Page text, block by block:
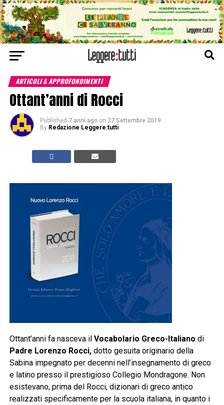
ARTICOLI & APPROFONDIMENTI
Ottant’anni di Rocci
Published 7 anni ago on 27 Settembre 2019
By Redazione Leggere:tutti
Ottant’anni fa nasceva il Vocabolario Greco-Italiano di
Padre Lorenzo Rocci,dotto gesuita originario della
Sabina impegnato per decenni nell’insegnamento di greco
e latino presso il prestigioso Collegio Mondragone. Non
esistevano, prima del Rocci, dizionari di greco antico
realizzati specificamente per la scuola italiana, in quanto i